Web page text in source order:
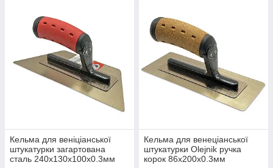
Кельма для веніціанської
штукатурки загартована
сталь 240x130x100x0.3мм
Кельма для венеціанської
штукатурки Olejnik ручка
корок 86x200x0.3мм